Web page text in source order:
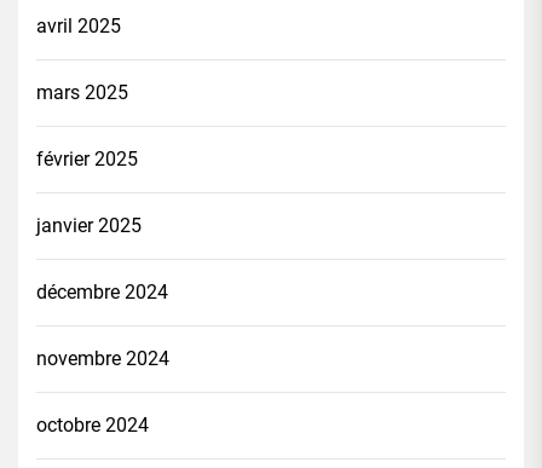
avril 2025
mars 2025
février 2025
janvier 2025
décembre 2024
novembre 2024
octobre 2024